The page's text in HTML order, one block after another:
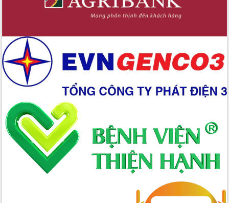
Thứ trưởng Bộ Y tế làm việc với tỉnh
Đắk Lắk về phát triển nhân lực y tế
Du lịch Đắk Lắk nâng tầm trải nghiệm
du khách thông qua Hệ thống cơ sở dữ
liệu và Bản đồ số
Tập huấn ứng dụng trí tuệ nhân tạo (AI)
trong thương mại điện tử năm 2026
Đoàn đại biểu Quốc hội tỉnh Đắk Lắk
trao đổi thông tin trước Kỳ họp thứ
nhất, Quốc hội khóa XVI
Quyết liệt cải cách hành chính, khơi
thông nguồn lực phát triển
Nâng cao hiệu lực, hiệu quả HĐND
tỉnh thông qua hiện đại hóa hành chính
Xã Ea Phê gắn cải cách hành chính với